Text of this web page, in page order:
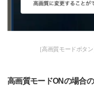
［高画質モードボタ
高画質モードONの場合